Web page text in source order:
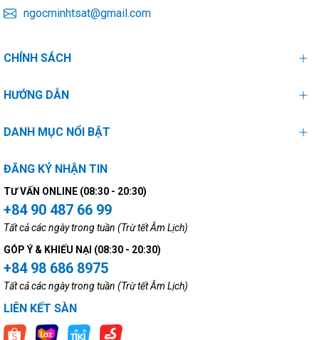
ngocminhtsat@gmail.com
CHÍNH SÁCH
HƯỚNG DẪN
DANH MỤC NỔI BẬT
ĐĂNG KÝ NHẬN TIN
TƯ VẤN ONLINE (08:30 - 20:30)
+84 90 487 66 99
Tất cả các ngày trong tuần (Trừ tết Âm Lịch)
GÓP Ý & KHIẾU NẠI (08:30 - 20:30)
+84 98 686 8975
Tất cả các ngày trong tuần (Trừ tết Âm Lịch)
LIÊN KẾT SÀN